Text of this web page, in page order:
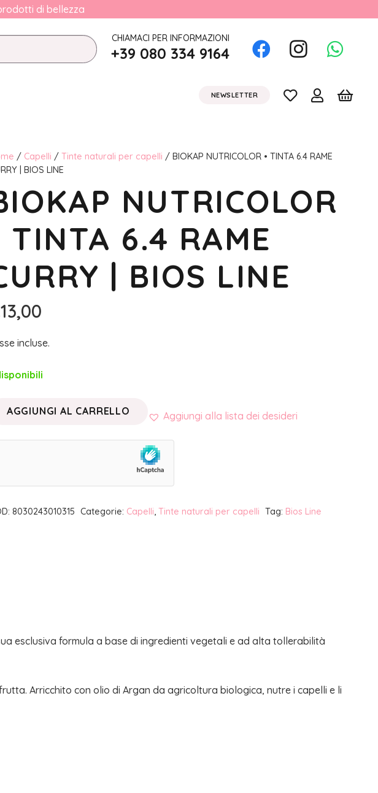
di bellezza
CHIAMACI PER INFORMAZIONI
+39 080 334 9164
NEWSLETTER
/ Capelli / Tinte naturali per capelli / BIOKAP NUTRICOLOR • TINTA 6.4 RAME
| BIOS LINE
NUTRICOLOR
TINTA 6.4 RAME
| BIOS LINE
13,00
incluse.
AGGIUNGI AL CARRELLO Aggiungi alla lista dei desideri
8030243010315 Categorie: Capelli, Tinte naturali per capelli Tag: Bios Line
esclusiva formula a base di ingredienti vegetali e ad alta tollerabilità
Arricchito con olio di Argan da agricoltura biologica, nutre i capelli e li